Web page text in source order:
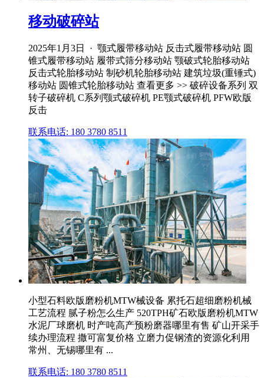
移动破碎站
2025年1月3日 · 颚式履带移动站 反击式履带移动站 圆
锥式履带移动站 履带式筛分移动站 颚破式轮胎移动站
反击式轮胎移动站 制砂机轮胎移动站 建筑垃圾(重锤式)
移动站 圆锥式轮胎移动站 查看更多 >> 破碎设备系列 双
转子破碎机 C系列颚式破碎机 PE颚式破碎机 PFW欧版
反击
联系电话: 180 3780 8511
小型石料欧版磨粉机MTW械设备 累托石超细磨粉机械
工艺流程 腻子粉怎么生产 520TPH矿石欧版磨粉机MTW
水泥厂球磨机 时产吨高产预粉磨器哪里有售 矿山开采手
续办理流程 撒可富复价格 立磨力促钢渣的资源化利用
常州、无锡哪里有 ...
联系电话: 180 3780 8511